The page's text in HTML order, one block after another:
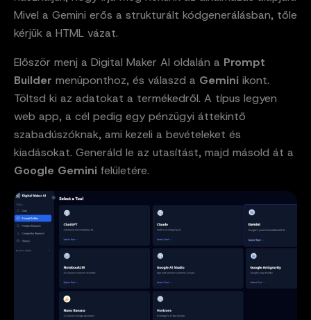
Mivel a Gemini erős a strukturált kódgenerálásban, tőle
kérjük a HTML vázat.
Először menj a Digital Maker AI oldalán a Prompt
Builder menüponthoz, és válaszd a Gemini ikont.
Töltsd ki az adatokat a termékedről. A típus legyen
web app, a cél pedig egy pénzügyi áttekintő
szabadúszóknak, ami kezeli a bevételeket és
kiadásokat. Generáld le az utasítást, majd másold át a
Google Gemini felületére.